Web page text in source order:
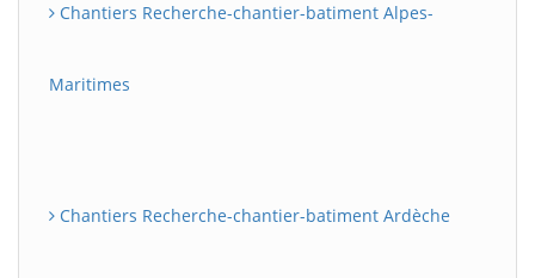
Chantiers Recherche-chantier-batiment Alpes-
Maritimes
Chantiers Recherche-chantier-batiment Ardèche